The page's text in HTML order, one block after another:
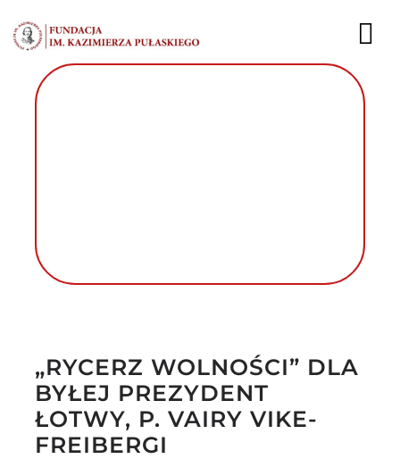
do
zawartości
FUNDACJA
KONTAKT
„RYCERZ WOLNOŚCI” DLA
BYŁEJ PREZYDENT
ŁOTWY, P. VAIRY VIKE-
FREIBERGI